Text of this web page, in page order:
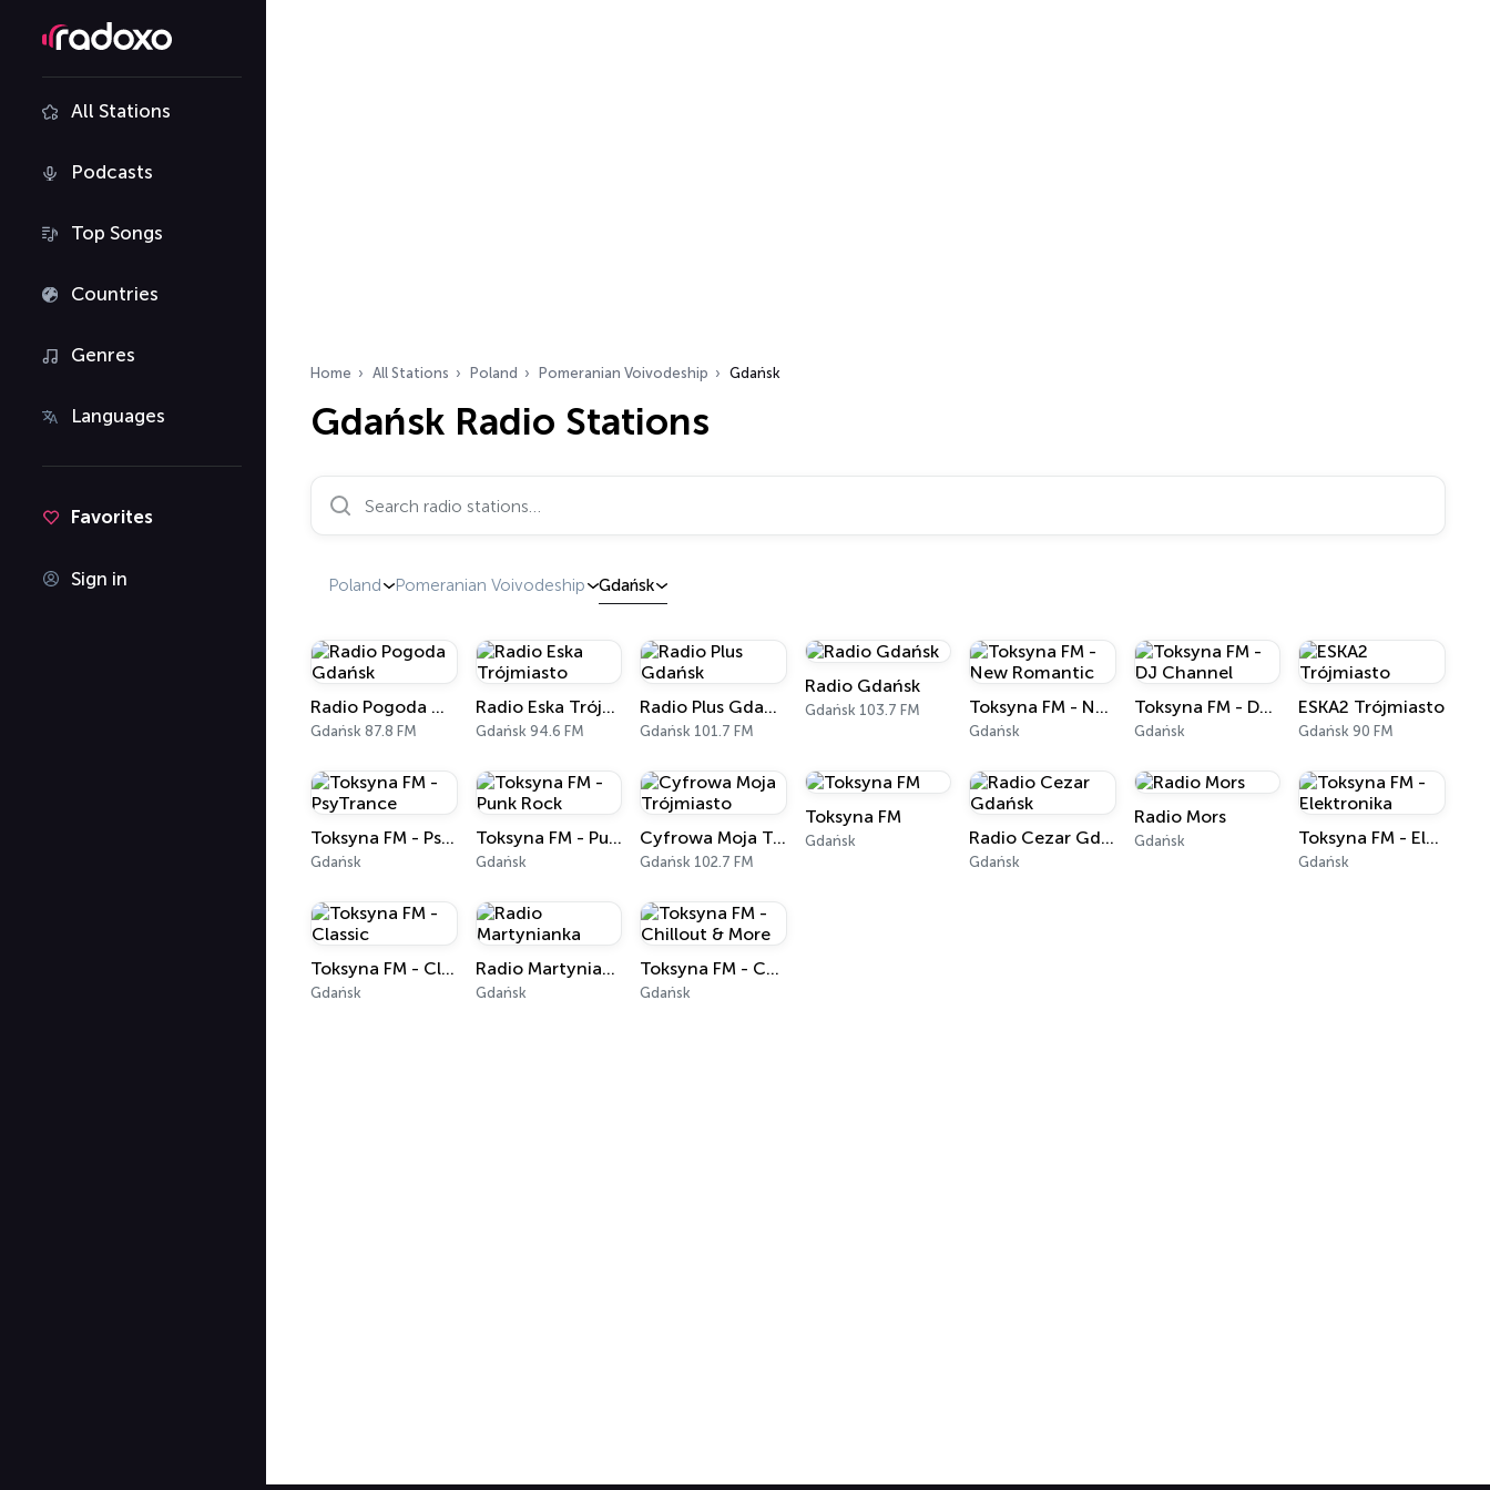
All Stations
Podcasts
Top Songs
Countries
Genres
Languages
Favorites
Sign in
Home All Stations Poland Pomeranian Voivodeship Gdańsk
Gdańsk Radio Stations
Search radio stations…
Poland Pomeranian Voivodeship Gdańsk
Radio Pogoda Gdańsk
Gdańsk 87.8 FM
Radio Eska Trójmiasto
Gdańsk 94.6 FM
Radio Plus Gdańsk
Gdańsk 101.7 FM
Radio Gdańsk
Gdańsk 103.7 FM Toksyna FM - New Romantic
Gdańsk
Toksyna FM - DJ Channel
Gdańsk
ESKA2 Trójmiasto
Gdańsk 90 FM
Toksyna FM - PsyTrance
Gdańsk
Toksyna FM - Punk Rock
Gdańsk
Cyfrowa Moja Trójmiasto
Gdańsk 102.7 FM
Toksyna FM
Gdańsk Radio Cezar Gdańsk
Gdańsk
Radio Mors
Gdańsk Toksyna FM - Elektronika
Gdańsk
Toksyna FM - Classic
Gdańsk
Radio Martynianka
Gdańsk
Toksyna FM - Chillout & More
Gdańsk